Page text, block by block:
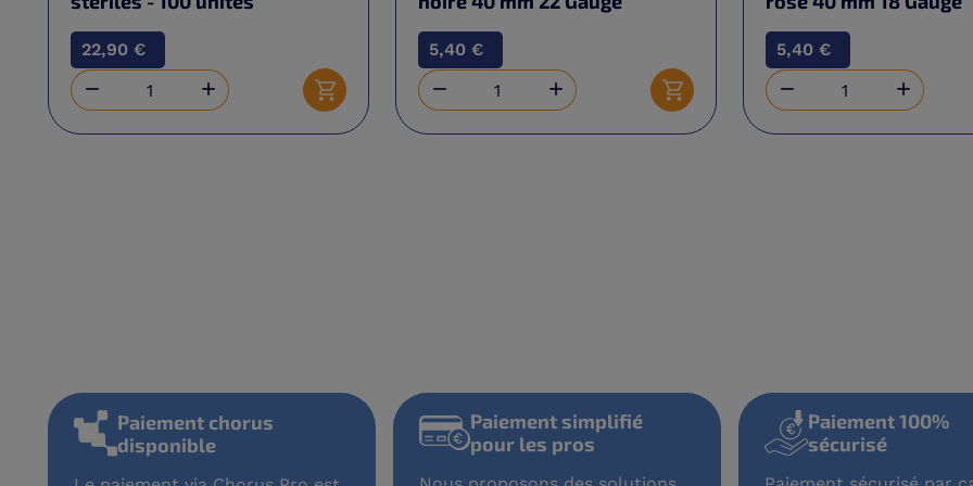
22,90 €
 
Ajouter au panier
5,40 €
 
Ajouter au panier
5,40 €
 
Paiement chorus
disponible
Paiement simplifié
pour les pros
Paiement 100%
sécurisé